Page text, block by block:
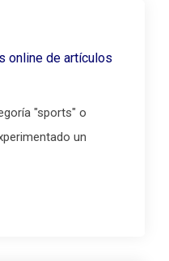
online de artículos
"sports" o
un